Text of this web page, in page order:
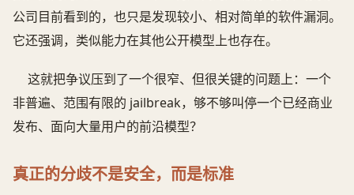
公司目前看到的，也只是发现较小、相对简单的软件漏洞。
它还强调，类似能力在其他公开模型上也存在。
这就把争议压到了一个很窄、但很关键的问题上：一个
非普遍、范围有限的 jailbreak，够不够叫停一个已经商业
发布、面向大量用户的前沿模型？
真正的分歧不是安全，而是标准